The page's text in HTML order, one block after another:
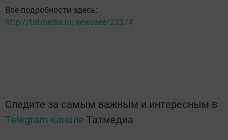
Все подробности здесь:
http://tatmedia.ru/newssee/22374
Следите за самым важным и интересным в
Telegram-канале Татмедиа